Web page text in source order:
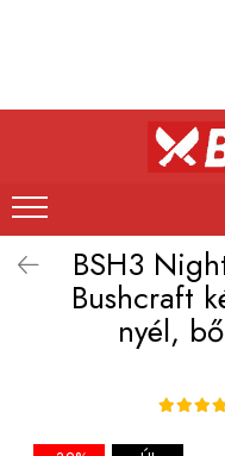
Konyhai kések
Bushcraft kések
Japán kések
Professzionális
BSH3
Bushcraft
nyél,